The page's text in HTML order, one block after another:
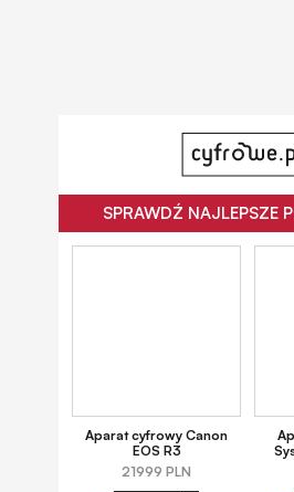
SPRAWDŹ NAJLEPSZE
Aparat cyfrowy Canon
EOS R3
21999 PLN